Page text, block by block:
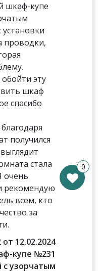
шкаф-купе
проводки,
эту
шкаф
спасибо
получился
стала
очень
рекомендую
всем, кто
за
12.02.2024
купе №231
с узорчатым
0